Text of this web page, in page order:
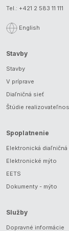
Tel.: +421 2 583 11 111
English
Stavby
Stavby
V príprave
Diaľničná sieť
Štúdie
Spoplatnenie
Elektronická diaľničná
Elektronické mýto
EETS
Dokumenty - mýto
Služby
Dopravné informácie